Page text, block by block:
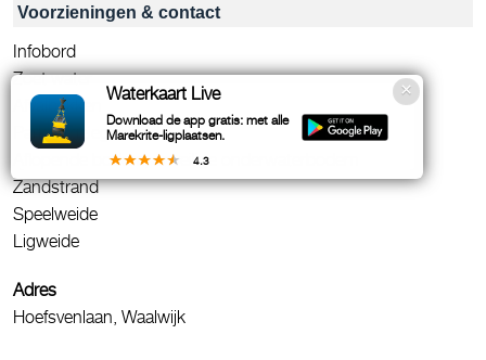
Voorzieningen & contact
Infobord
Zoet water
Afvalbakken
Parkeergelegenheid
Aflopende bodem, onveilige onderwaterbodem
Zandstrand
Speelweide
Ligweide
Adres
Hoefsvenlaan, Waalwijk
Waterkaart Live
Download de app gratis: met alle
Marekrite-ligplaatsen.
4.3